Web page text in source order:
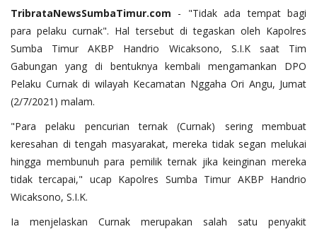
TribrataNewsSumbaTimur.com - "Tidak ada tempat bagi
para pelaku curnak". Hal tersebut di tegaskan oleh Kapolres
Sumba Timur AKBP Handrio Wicaksono, S.I.K saat Tim
Gabungan yang di bentuknya kembali mengamankan DPO
Pelaku Curnak di wilayah Kecamatan Nggaha Ori Angu, Jumat
(2/7/2021) malam.
"Para pelaku pencurian ternak (Curnak) sering membuat
keresahan di tengah masyarakat, mereka tidak segan melukai
hingga membunuh para pemilik ternak jika keinginan mereka
tidak tercapai," ucap Kapolres Sumba Timur AKBP Handrio
Wicaksono, S.I.K.
Ia menjelaskan Curnak merupakan salah satu penyakit